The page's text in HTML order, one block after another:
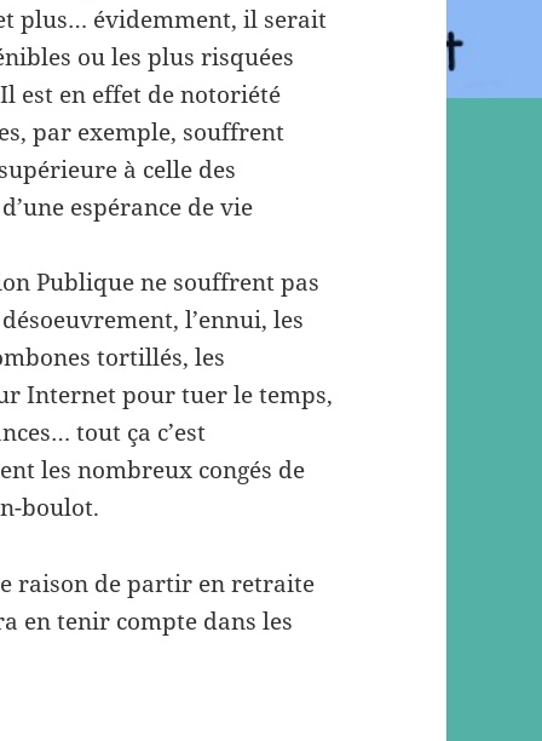
plus… évidemment, il serait
ou les plus risquées
est en effet de notoriété
par exemple, souffrent
à celle des
espérance de vie
Publique ne souffrent pas
l’ennui, les
tortillés, les
Internet pour tuer le temps,
tout ça c’est
les nombreux congés de
boulot.
raison de partir en retraite
en tenir compte dans les